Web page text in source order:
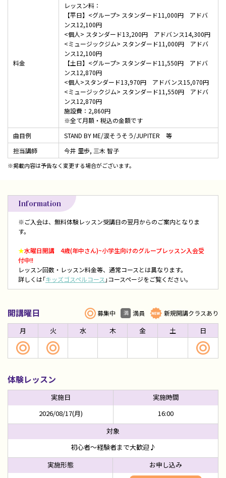
料金
レッスン料：
【平日】<グループ> スタンダード11,000円 アドバ
ンス12,100円
<個人> スタンダード13,200円 アドバンス14,300円
<ミュージックジム> スタンダード11,000円 アドバ
ンス12,100円
【土日】<グループ> スタンダード11,550円 アドバ
ンス12,870円
<個人>スタンダード13,970円 アドバンス15,070円
<ミュージックジム> スタンダード11,550円 アドバ
ンス12,870円
施設費：2,860円
※全て月額・税込の金額です
曲目例
STAND BY ME/涙そうそう/JUPITER 等
担当講師
今井 里歩, 三木 智子
※掲載内容は予告なく変更する場合がございます。
Information
※ご入会は、無料体験レッスン受講日の翌月からのご案内となりま
す。
★水曜日開講 4歳(年中さん)~小学生向けのグループレッスン入会受
付中!!
レッスン回数・レッスン料金等、通常コースとは異なります。
詳しくは｢キッズゴスペルコース ｣コースページをご覧ください。
開講曜日 募集中 満員 新規開講クラスあり
月 火 水 木 金 土 日
体験レッスン
2026/08/17(月) 16:00
初心者～経験者まで大歓迎♪